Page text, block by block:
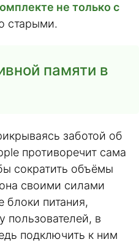
не только с
старыми.
памяти в
заботой об
противоречит сама
сократить объёмы
своими силами
блоки питания,
пользователей, в
подключить к ним